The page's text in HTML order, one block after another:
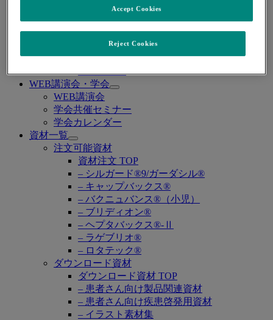
– 真菌感染症
– グラム陰性菌感染症
糖尿病
– 糖尿病 TOP
麻酔
WEB講演会・学会
Open
WEB講演会
学会共催セミナー
学会カレンダー
資材一覧
Open
submenu
注文可能資材
資材注文 TOP
– シルガード®9/ガーダシル®
– キャップバックス®
– バクニュバンス®（小児）
– ブリディオン®
– ヘプタバックス®-Ⅱ
– ラゲブリオ®
– ロタテック®
ダウンロード資材
ダウンロード資材 TOP
– 患者さん向け製品関連資材
– 患者さん向け疾患啓発用資材
– イラスト素材集
Reject Cookies
Accept Cookies